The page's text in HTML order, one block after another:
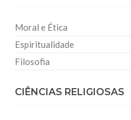
Moral e Ética
Espiritualidade
Filosofia
CIÊNCIAS RELIGIOSAS